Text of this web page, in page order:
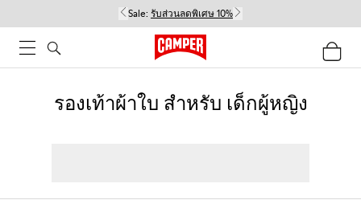
Sale: รับส่วนลดพิเศษ 10%
รองเท้าผ้าใบ สำหรับ เด็กผู้หญิง